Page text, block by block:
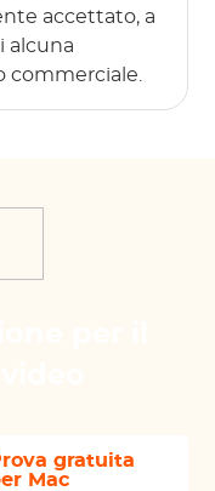
accettato, a
alcuna
commerciale.
gratuita
Mac